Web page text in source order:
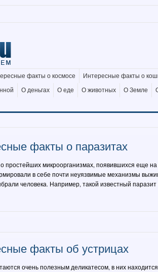
факты о космосе Интересные факты о
О деньгах О еде О животных О Земле
факты о паразитах
простейших микроорганизмах, появившихся еще
в себе почти неуязвимые механизмы
человека. Например, такой известный
факты об устрицах
очень полезным деликатесом, в них